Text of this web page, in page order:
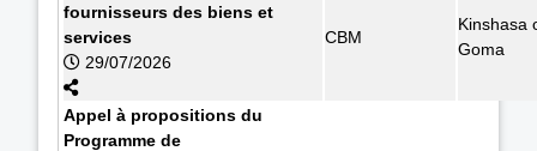
fournisseurs des biens et
services
29/07/2026
CBM
Kinshasa
Goma
Appel à propositions du
Programme de